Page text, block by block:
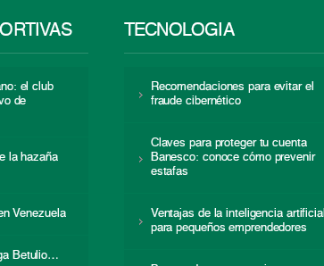
el club
de
la hazaña
Venezuela
Betulio…
TECNOLOGÍA
Recomendaciones para evitar el
fraude cibernético
Claves para proteger tu cuenta
Banesco: conoce cómo prevenir
estafas
Ventajas de la inteligencia artificial
para pequeños emprendedores